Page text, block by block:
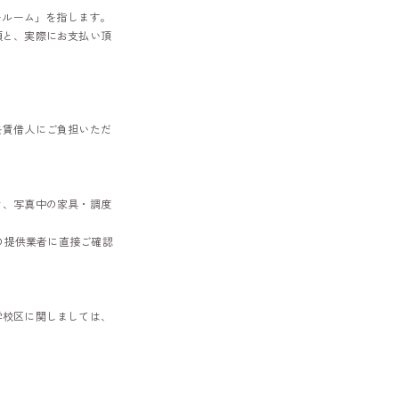
ーム」を指します。
、実際にお支払い頂
借人にご負担いただ
写真中の家具・調度
供業者に直接ご確認
区に関しましては、